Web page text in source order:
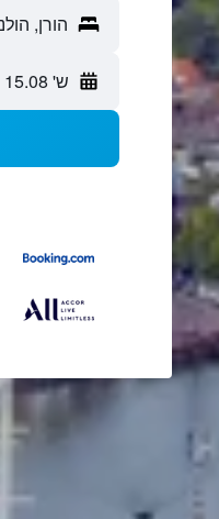
ש' 15.08